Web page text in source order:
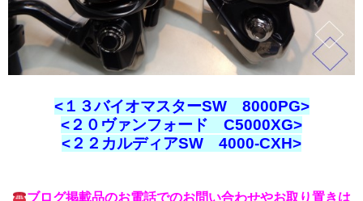
<１３バイオマスターSW 8000PG>
<２０ヴァンフォード C5000XG>
<２２カルディアSW 4000-CXH>
ブログ掲載品のお電話でのお問い合わせやお取り置きは